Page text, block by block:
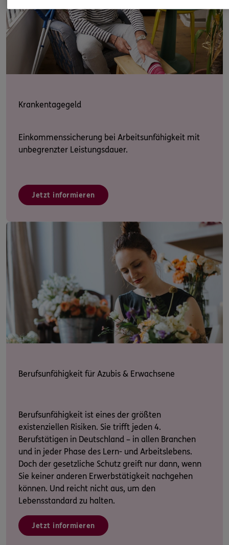
Krankentagegeld
Einkommenssicherung bei Arbeitsunfähigkeit mit
unbegrenzter Leistungsdauer.
Jetzt informieren
Berufsunfähigkeit für Azubis & Erwachsene
Berufsunfähigkeit ist eines der größten
existenziellen Risiken. Sie trifft jeden 4.
Berufstätigen in Deutschland – in allen Branchen
und in jeder Phase des Lern- und Arbeitslebens.
Doch der gesetzliche Schutz greift nur dann, wenn
Sie keiner anderen Erwerbstätigkeit nachgehen
können. Und reicht nicht aus, um den
Lebensstandard zu halten.
Jetzt informieren